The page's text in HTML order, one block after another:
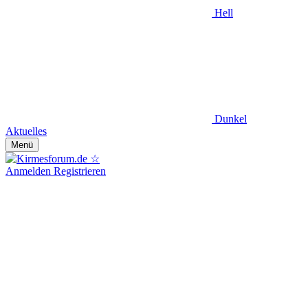
Hell
Dunkel
Aktuelles
Menü
Anmelden Registrieren